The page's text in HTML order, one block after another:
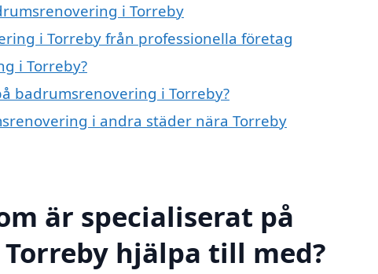
i Torreby
i Torreby från professionella företag
i Torreby?
badrumsrenovering i Torreby?
i andra städer nära Torreby
är specialiserat på
hjälpa till med?